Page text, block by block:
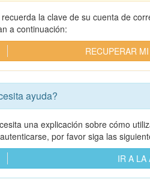
la clave de su cuenta de
a continuación:
RECUPERAR
ayuda?
una explicación sobre cómo
por favor siga las
IR A LA